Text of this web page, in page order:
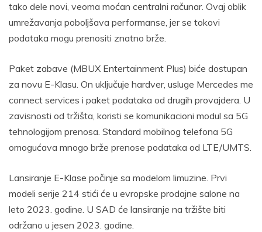
tako dele novi, veoma moćan centralni računar. Ovaj oblik
umrežavanja poboljšava performanse, jer se tokovi
podataka mogu prenositi znatno brže.
Paket zabave (MBUX Entertainment Plus) biće dostupan
za novu E-Klasu. On uključuje hardver, usluge Mercedes me
connect services i paket podataka od drugih provajdera. U
zavisnosti od tržišta, koristi se komunikacioni modul sa 5G
tehnologijom prenosa. Standard mobilnog telefona 5G
omogućava mnogo brže prenose podataka od LTE/UMTS.
Lansiranje E-Klase počinje sa modelom limuzine. Prvi
modeli serije 214 stići će u evropske prodajne salone na
leto 2023. godine. U SAD će lansiranje na tržište biti
održano u jesen 2023. godine.